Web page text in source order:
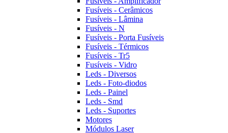
Fusíveis - Cerâmicos
Fusíveis - Lâmina
Fusíveis - N
Fusíveis - Porta Fusíveis
Fusíveis - Térmicos
Fusíveis - Tr5
Fusíveis - Vidro
Leds - Diversos
Leds - Foto-diodos
Leds - Painel
Leds - Smd
Leds - Suportes
Motores
Módulos Laser